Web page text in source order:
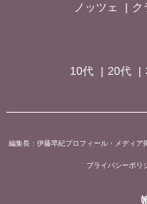
ノッツェ
ク
10代 20代
編集長：伊藤早紀プロフィール・メディア
プライバシーポリ